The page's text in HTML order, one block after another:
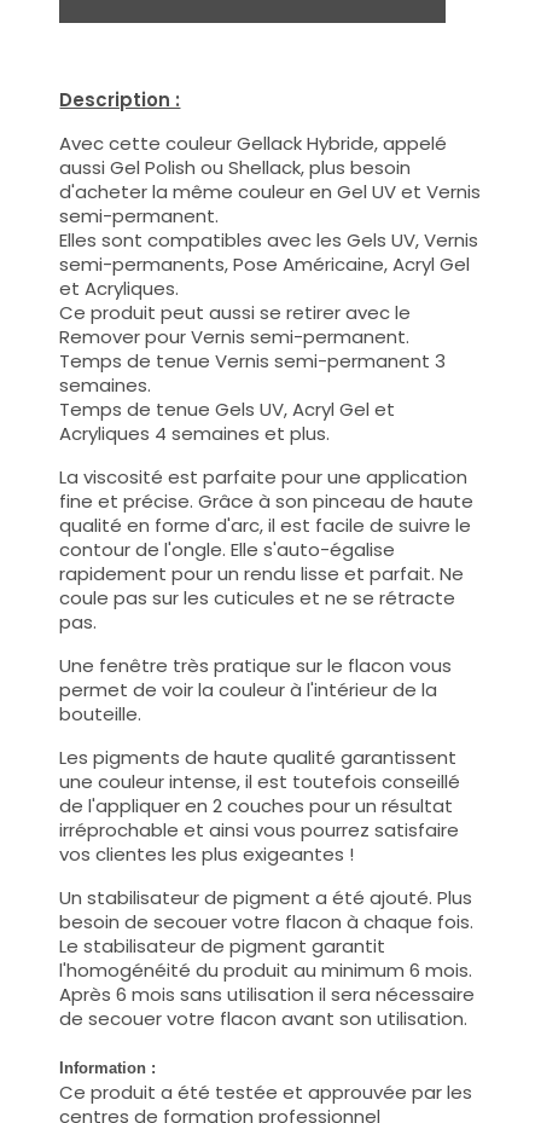
Description :
Avec cette couleur Gellack Hybride, appelé
aussi Gel Polish ou Shellack, plus besoin
d'acheter la même couleur en Gel UV et Vernis
semi-permanent.
Elles sont compatibles avec les Gels UV, Vernis
semi-permanents, Pose Américaine, Acryl Gel
et Acryliques.
Ce produit peut aussi se retirer avec le
Remover pour Vernis semi-permanent.
Temps de tenue Vernis semi-permanent 3
semaines.
Temps de tenue Gels UV, Acryl Gel et
Acryliques 4 semaines et plus.
La viscosité est parfaite pour une application
fine et précise. Grâce à son pinceau de haute
qualité en forme d'arc, il est facile de suivre le
contour de l'ongle. Elle s'auto-égalise
rapidement pour un rendu lisse et parfait. Ne
coule pas sur les cuticules et ne se rétracte
pas.
Une fenêtre très pratique sur le flacon vous
permet de voir la couleur à l'intérieur de la
bouteille.
Les pigments de haute qualité garantissent
une couleur intense, il est toutefois conseillé
de l'appliquer en 2 couches pour un résultat
irréprochable et ainsi vous pourrez satisfaire
vos clientes les plus exigeantes !
Un stabilisateur de pigment a été ajouté. Plus
besoin de secouer votre flacon à chaque fois.
Le stabilisateur de pigment garantit
l'homogénéité du produit au minimum 6 mois.
Après 6 mois sans utilisation il sera nécessaire
de secouer votre flacon avant son utilisation.
Information :
Ce produit a été testée et approuvée par les
centres de formation professionnel